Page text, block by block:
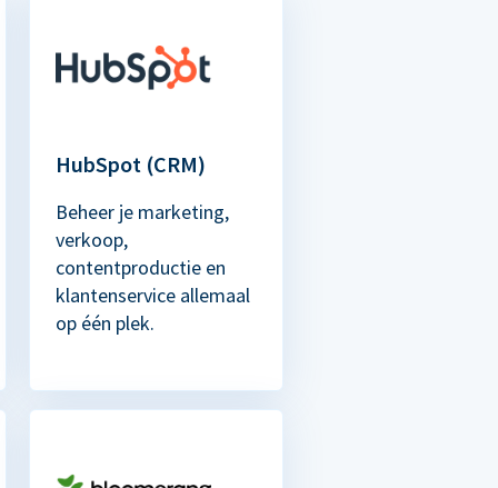
HubSpot (CRM)
Beheer je marketing,
verkoop,
contentproductie en
klantenservice allemaal
op één plek.